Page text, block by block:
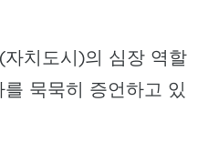
치도시)의 심장 역할
묵묵히 증언하고 있